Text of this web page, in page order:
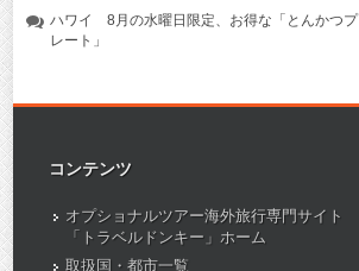
ハワイ 8月の水曜日限定、お得な「とんかつプ
レート」
コンテンツ
オプショナルツアー海外旅行専門サイト
「トラベルドンキー」ホーム
取扱国・都市一覧